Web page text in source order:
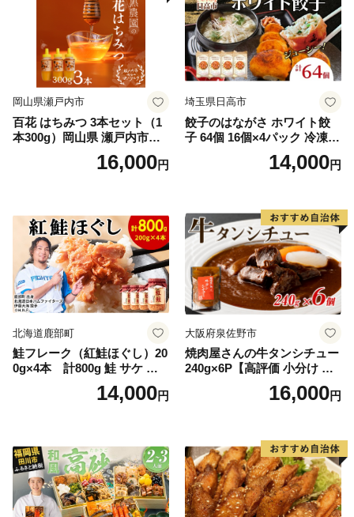
岡山県瀬戸内市
百花 はちみつ 3本セット（1
本300g）岡山県 瀬戸内市産
石黒農園 ヨーグルト パン 砂
糖の代わり 香り高い いい香
16,000円
埼玉県日高市
餃子のはながさ ホワイト餃
子 64個 16個×4パック 冷凍
中華 点心 B級グルメ ご当地
野菜 おつまみ おかず 簡単調
ー ギフト お取り寄せ 日高市
14,000円
北海道鹿部町
鮭フレーク（紅鮭ほぐし）20
0g×4本 計800g 鮭 サケ 鮭
ほぐし サケフレーク シャケ
フレーク 鮭フレーク14,000円
大阪府泉佐野市
焼肉屋さんの牛タンシチュー
240g×6P【高評価 小分け 惣
菜 牛たん 一人暮らし 冷凍】
16,000円